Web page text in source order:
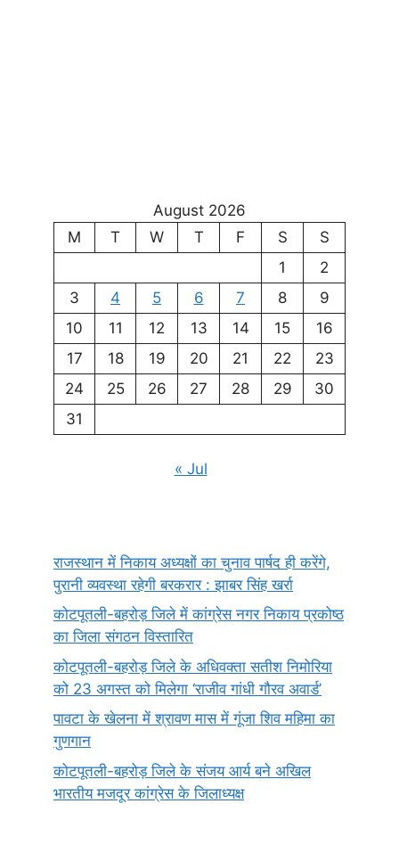
August 2026
M
T W T F S
S
1
2
3
4 5 6 7 8
9
10
11 12 13 14 15
16
17
18 19 20 21 22
23
24
25 26 27 28 29
30
31
« Jul
राजस्थान में निकाय अध्यक्षों का चुनाव पार्षद ही करेंगे,
पुरानी व्यवस्था रहेगी बरकरार : झाबर सिंह खर्रा
कोटपूतली-बहरोड़ जिले में कांग्रेस नगर निकाय प्रकोष्ठ
का जिला संगठन विस्तारित
कोटपूतली-बहरोड़ जिले के अधिवक्ता सतीश निमोरिया
को 23 अगस्त को मिलेगा ‘राजीव गांधी गौरव अवार्ड’
पावटा के खेलना में श्रावण मास में गूंजा शिव महिमा का
गुणगान
कोटपूतली-बहरोड़ जिले के संजय आर्य बने अखिल
भारतीय मजदूर कांग्रेस के जिलाध्यक्ष